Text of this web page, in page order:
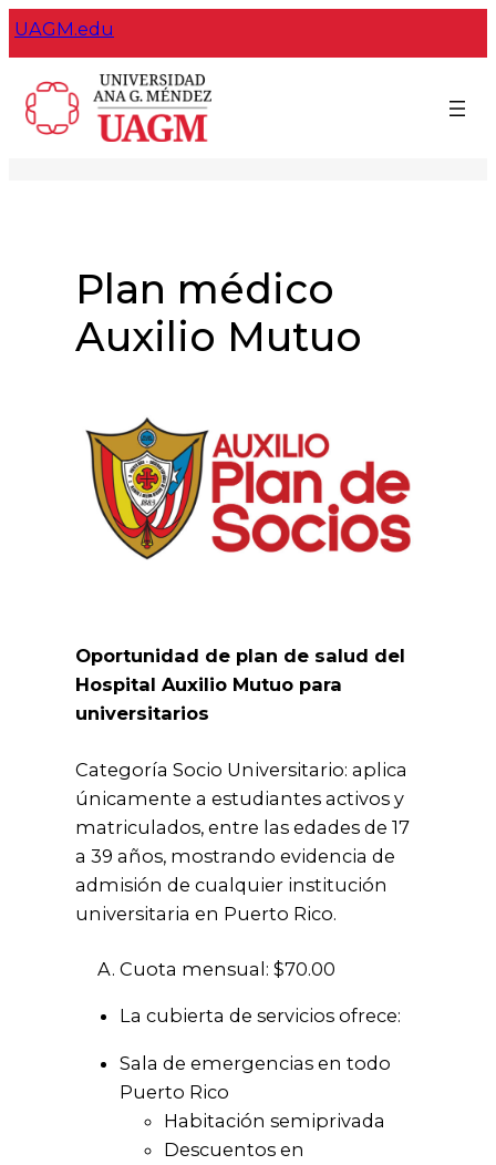
Skip
content
UAGM.edu
Plan médico
Auxilio Mutuo
Oportunidad de plan de salud del
Hospital Auxilio Mutuo para
universitarios
Categoría Socio Universitario: aplica
únicamente a estudiantes activos y
matriculados, entre las edades de 17
a 39 años, mostrando evidencia de
admisión de cualquier institución
universitaria en Puerto Rico.
Cuota mensual: $70.00
La cubierta de servicios ofrece:
Sala de emergencias en todo
Puerto Rico
Habitación semiprivada
Descuentos en